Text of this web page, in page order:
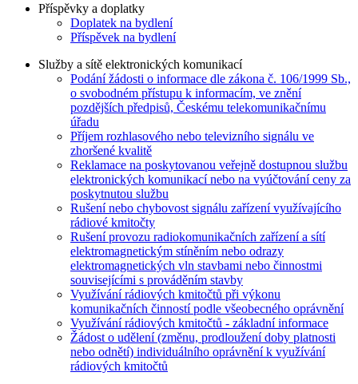
Příspěvky a doplatky
Doplatek na bydlení
Příspěvek na bydlení
Služby a sítě elektronických komunikací
Podání žádosti o informace dle zákona č. 106/1999 Sb.,
o svobodném přístupu k informacím, ve znění
pozdějších předpisů, Českému telekomunikačnímu
úřadu
Příjem rozhlasového nebo televizního signálu ve
zhoršené kvalitě
Reklamace na poskytovanou veřejně dostupnou službu
elektronických komunikací nebo na vyúčtování ceny za
poskytnutou službu
Rušení nebo chybovost signálu zařízení využívajícího
rádiové kmitočty
Rušení provozu radiokomunikačních zařízení a sítí
elektromagnetickým stíněním nebo odrazy
elektromagnetických vln stavbami nebo činnostmi
souvisejícími s prováděním stavby
Využívání rádiových kmitočtů při výkonu
komunikačních činností podle všeobecného oprávnění
Využívání rádiových kmitočtů - základní informace
Žádost o udělení (změnu, prodloužení doby platnosti
nebo odnětí) individuálního oprávnění k využívání
rádiových kmitočtů